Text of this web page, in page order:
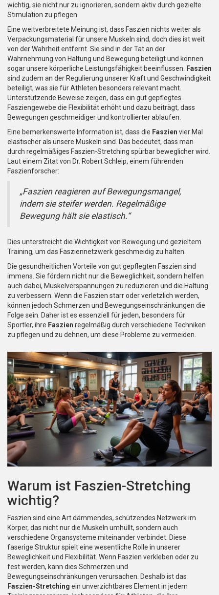
wichtig, sie nicht nur zu ignorieren, sondern aktiv durch gezielte
Stimulation zu pflegen.
Eine weitverbreitete Meinung ist, dass Faszien nichts weiter als
Verpackungsmaterial für unsere Muskeln sind, doch dies ist weit
von der Wahrheit entfernt. Sie sind in der Tat an der
Wahrnehmung von Haltung und Bewegung beteiligt und können
sogar unsere körperliche Leistungsfähigkeit beeinflussen.
Faszien
sind zudem an der Regulierung unserer Kraft und Geschwindigkeit
beteiligt, was sie für Athleten besonders relevant macht.
Unterstützende Beweise zeigen, dass ein gut gepflegtes
Fasziengewebe die Flexibilität erhöht und dazu beiträgt, dass
Bewegungen geschmeidiger und kontrollierter ablaufen.
Eine bemerkenswerte Information ist, dass die Faszien vier Mal
elastischer als unsere Muskeln sind. Das bedeutet, dass man
durch regelmäßiges Faszien-Stretching spürbar beweglicher wird.
Laut einem Zitat von Dr. Robert Schleip, einem führenden
Faszienforscher:
„Faszien reagieren auf Bewegungsmangel,
indem sie steifer werden. Regelmäßige
Bewegung hält sie elastisch.“
Dies unterstreicht die Wichtigkeit von Bewegung und gezieltem
Training, um das Fasziennetzwerk geschmeidig zu halten.
Die gesundheitlichen Vorteile von gut gepflegten Faszien sind
immens. Sie fördern nicht nur die Beweglichkeit, sondern helfen
auch dabei, Muskelverspannungen zu reduzieren und die Haltung
zu verbessern. Wenn die Faszien starr oder verletzlich werden,
können jedoch Schmerzen und Bewegungseinschränkungen die
Folge sein. Daher ist es essenziell für jeden, besonders für
Sportler, ihre Faszien regelmäßig durch verschiedene Techniken
zu pflegen und zu dehnen, um diese Probleme zu vermeiden.
Warum ist Faszien-Stretching
wichtig?
Faszien sind eine Art dämmendes, schützendes Netzwerk im
Körper, das nicht nur die Muskeln umhüllt, sondern auch
verschiedene Organsysteme miteinander verbindet. Diese
faserige Struktur spielt eine wesentliche Rolle in unserer
Beweglichkeit und Flexibilität. Wenn Faszien verkleben oder zu
fest werden, kann dies Schmerzen und
Bewegungseinschränkungen verursachen. Deshalb ist das
Faszien-Stretching ein unverzichtbares Element in jedem